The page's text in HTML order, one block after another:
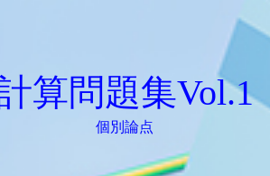
算問題集Vol.1
個別論点